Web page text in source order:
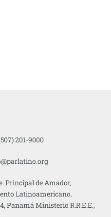
201-9000
Principal de Amador,
Latinoamericano.
Panamá Ministerio R.R.E.E.,